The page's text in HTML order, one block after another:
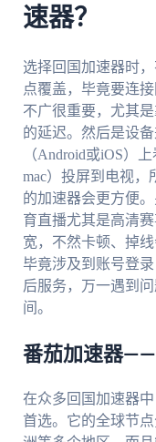
速器？
选择回国加速器时
点覆盖，毕竟要连
不广很重要，尤其
的延迟。然后是设
（Android或iOS）
mac）投屏到电视，
的加速器会更方便
育直播尤其是高清
宽，不然卡顿、掉
毕竟涉及到账号登
后服务，万一遇到
间。
番茄加速器——
在众多回国加速器中
首选。它的全球节